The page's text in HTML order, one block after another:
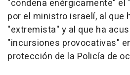
"condena enérgicamente"
por el ministro israelí, al que
"extremista" y al que ha
"incursiones provocativas"
protección de la Policía de